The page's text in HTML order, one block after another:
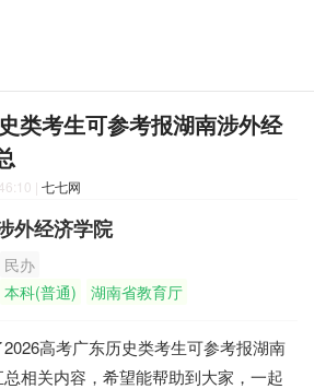
类考生可参考报湖南涉外经
| 七七网
外经济学院
民办
本科(普通) 湖南省教育厅
高考广东历史类考生可参考报湖南
相关内容，希望能帮助到大家，一起